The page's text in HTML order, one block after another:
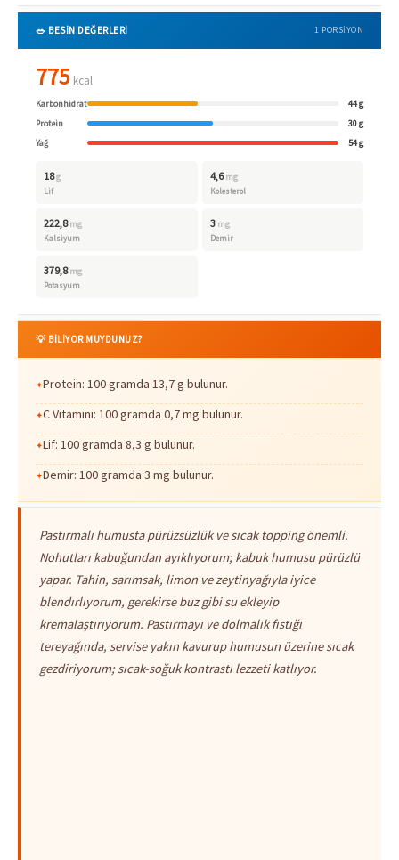
🥗 BESİN DEĞERLERİ 1 PORSIYON
775 kcal
Karbonhidrat
44 g
Protein
30 g
Yağ
54 g
18g
Lif
4,6 mg
Kolesterol
222,8 mg
Kalsiyum
3 mg
Demir
379,8 mg
Potasyum
💡 BİLİYOR MUYDUNUZ?
Protein: 100 gramda 13,7 g bulunur.
C Vitamini: 100 gramda 0,7 mg bulunur.
Lif: 100 gramda 8,3 g bulunur.
Demir: 100 gramda 3 mg bulunur.
Pastırmalı humusta pürüzsüzlük ve sıcak topping önemli.
Nohutları kabuğundan ayıklıyorum; kabuk humusu pürüzlü
yapar. Tahin, sarımsak, limon ve zeytinyağıyla iyice
blendırlıyorum, gerekirse buz gibi su ekleyip
kremalaştırıyorum. Pastırmayı ve dolmalık fıstığı
tereyağında, servise yakın kavurup humusun üzerine sıcak
gezdiriyorum; sıcak-soğuk kontrastı lezzeti katlıyor.